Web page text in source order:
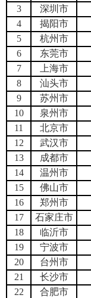
3
深圳市
4
揭阳市
5
杭州市
6
东莞市
7
上海市
8
汕头市
9
苏州市
10
泉州市
11
北京市
12
武汉市
13
成都市
14
温州市
15
佛山市
16
郑州市
17
石家庄市
18
临沂市
19
宁波市
20
台州市
21
长沙市
22
合肥市